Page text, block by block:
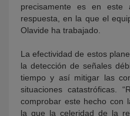
precisamente es en
respuesta, en la que el
Olavide ha trabajado.
La efectividad de estos
la detección de señales
tiempo y así mitigar las
situaciones catastróficas.
comprobar este hecho con
la que la celeridad de la